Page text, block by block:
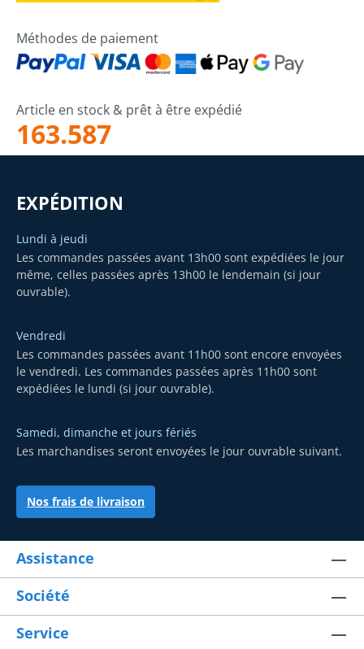
Méthodes de paiement
Article en stock & prêt à être expédié
163.587
EXPÉDITION
Lundi à jeudi
Les commandes passées avant 13h00 sont expédiées le jour
même, celles passées après 13h00 le lendemain (si jour
ouvrable).
Vendredi
Les commandes passées avant 11h00 sont encore envoyées
le vendredi. Les commandes passées après 11h00 sont
expédiées le lundi (si jour ouvrable).
Samedi, dimanche et jours fériés
Les marchandises seront envoyées le jour ouvrable suivant.
Nos frais de livraison
Assistance
Société
Service